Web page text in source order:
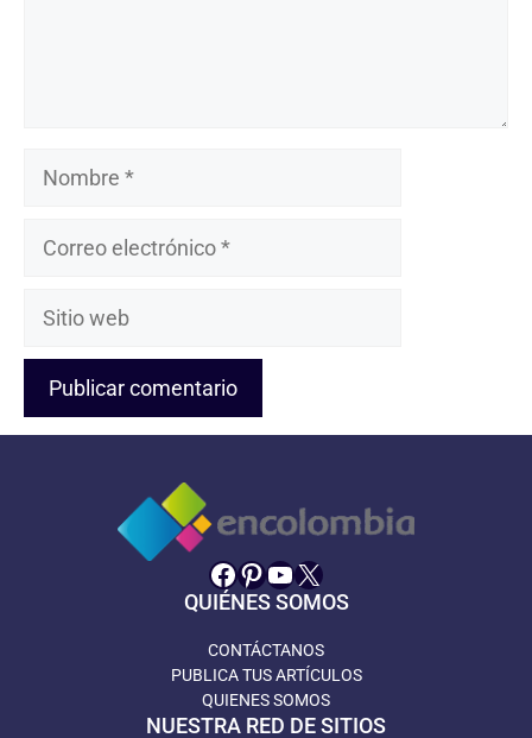
Nombre
Sitio
Facebook
Pinterest
YouTube
X
QUIÉNES SOMOS
CONTÁCTANOS
PUBLICA TUS ARTÍCULOS
QUIENES SOMOS
NUESTRA RED DE SITIOS